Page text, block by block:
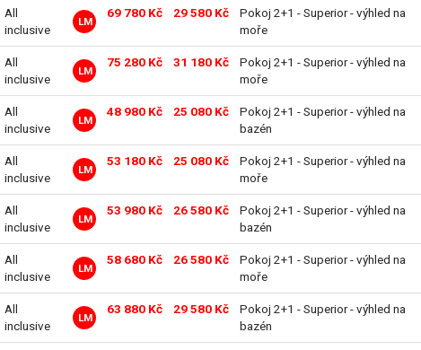
All
inclusive
LM
69 780 Kč 29 580 Kč
Pokoj 2+1 - Superior - výhled na
moře
All
inclusive
LM
75 280 Kč 31 180 Kč
Pokoj 2+1 - Superior - výhled na
moře
All
inclusive
LM
48 980 Kč 25 080 Kč
Pokoj 2+1 - Superior - výhled na
bazén
All
inclusive
LM
53 180 Kč 25 080 Kč
Pokoj 2+1 - Superior - výhled na
moře
All
inclusive
LM
53 980 Kč 26 580 Kč
Pokoj 2+1 - Superior - výhled na
bazén
All
inclusive
LM
58 680 Kč 26 580 Kč
Pokoj 2+1 - Superior - výhled na
moře
All
inclusive
LM
63 880 Kč 29 580 Kč
Pokoj 2+1 - Superior - výhled na
bazén